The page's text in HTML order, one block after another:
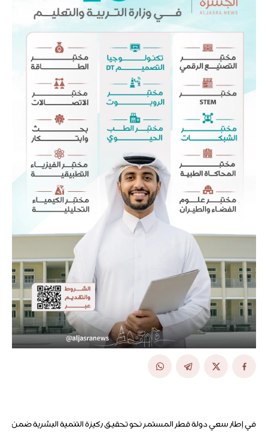
فيديو
اتصل بنا
اتصل بنا
في إطار سعي دولة قطر المستمر نحو تحقيق ركيزة التنمية البشرية ضمن